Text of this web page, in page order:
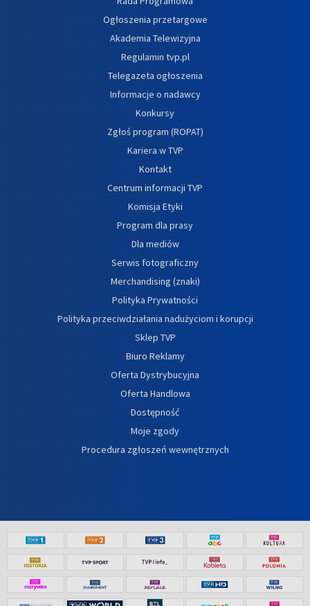
Ogłoszenia przetargowe
Akademia Telewizyjna
Regulamin tvp.pl
Telegazeta ogłoszenia
Informacje o nadawcy
Konkursy
Zgłoś program (ROPAT)
Kariera w TVP
Kontakt
Centrum informacji TVP
Komisja Etyki
Program dla prasy
Dla mediów
Serwis fotograficzny
Merchandising (znaki)
Polityka Prywatności
Polityka przeciwdziałania nadużyciom i korupcji
Sklep TVP
Biuro Reklamy
Oferta Dystrybucyjna
Oferta Handlowa
Dostępność
Moje zgody
Procedura zgłoszeń wewnętrznych